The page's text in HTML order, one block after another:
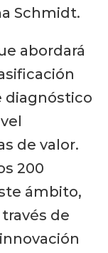
Schmidt.
abordará
diagnóstico
de valor.
200
ámbito,
de